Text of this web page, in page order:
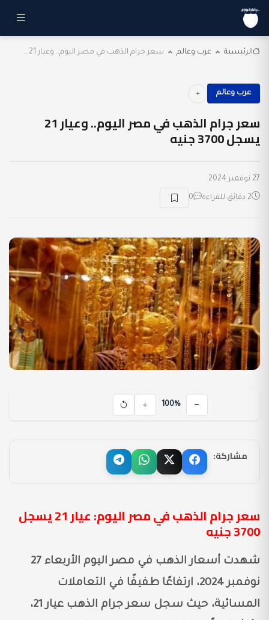
الرئيسية عرب وعالم سعر جرام الذهب في مصر اليوم.. وعيار 21...
عرب وعالم
سعر جرام الذهب في مصر اليوم.. وعيار 21
يسجل 3700 جنيه
27 نوفمبر 2024
2 دقائق للقراءة 0
100%
مشاركة:
سعر جرام الذهب في مصر اليوم: عيار 21 يسجل
3700 جنيه
شهدت أسعار الذهب في مصر اليوم الأربعاء 27
نوفمبر 2024، ارتفاعًا طفيفًا في التعاملات
المسائية، حيث سجل سعر جرام الذهب عيار 21،